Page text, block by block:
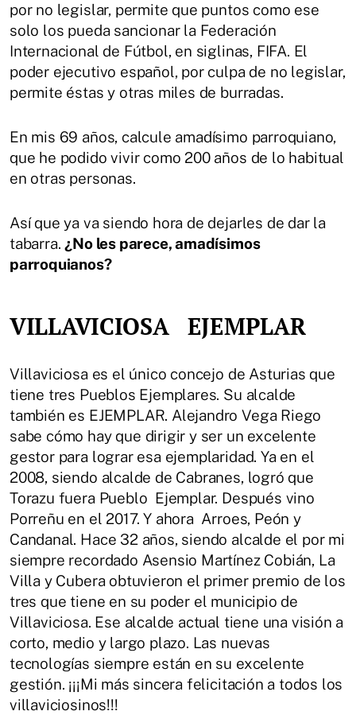
por no legislar, permite que puntos como ese
solo los pueda sancionar la Federación
Internacional de Fútbol, en siglinas, FIFA. El
poder ejecutivo español, por culpa de no legislar,
permite éstas y otras miles de burradas.
En mis 69 años, calcule amadísimo parroquiano,
que he podido vivir como 200 años de lo habitual
en otras personas.
Así que ya va siendo hora de dejarles de dar la
tabarra. ¿No les parece, amadísimos
parroquianos?
VILLAVICIOSA EJEMPLAR
Villaviciosa es el único concejo de Asturias que
tiene tres Pueblos Ejemplares. Su alcalde
también es EJEMPLAR. Alejandro Vega Riego
sabe cómo hay que dirigir y ser un excelente
gestor para lograr esa ejemplaridad. Ya en el
2008, siendo alcalde de Cabranes, logró que
Torazu fuera Pueblo Ejemplar. Después vino
Porreñu en el 2017. Y ahora Arroes, Peón y
Candanal. Hace 32 años, siendo alcalde el por mi
siempre recordado Asensio Martínez Cobián, La
Villa y Cubera obtuvieron el primer premio de los
tres que tiene en su poder el municipio de
Villaviciosa. Ese alcalde actual tiene una visión a
corto, medio y largo plazo. Las nuevas
tecnologías siempre están en su excelente
gestión. ¡¡¡Mi más sincera felicitación a todos los
villaviciosinos!!!